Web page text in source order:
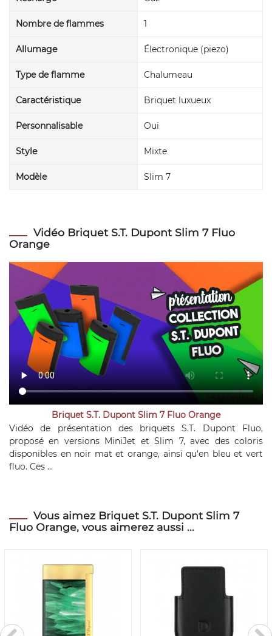
Nombre de flammes 1
Allumage Électronique (piezo)
Type de flamme Chalumeau
Caractéristique Briquet luxueux
Personnalisable Oui
Style Mixte
Modèle Slim 7
Vidéo Briquet S.T. Dupont Slim 7 Fluo
Orange
Briquet S.T. Dupont Slim 7 Fluo Orange
Vidéo de présentation des briquets S.T. Dupont Fluo,
proposé en versions MiniJet et Slim 7, avec des coloris
disponibles en noir mat et orange, ainsi qu'en bleu et vert
fluo. Ces ...
Vous aimez Briquet S.T. Dupont Slim 7
Fluo Orange, vous aimerez aussi ...